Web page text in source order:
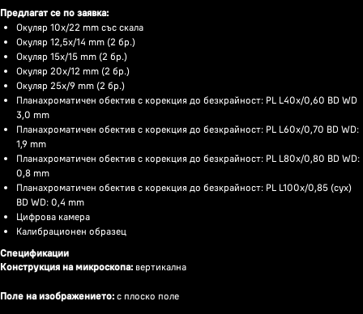
Предлагат се по заявка:
Окуляр 10x/22 mm със скала
Окуляр 12,5x/14 mm (2 бр.)
Окуляр 15x/15 mm (2 бр.)
Окуляр 20x/12 mm (2 бр.)
Окуляр 25x/9 mm (2 бр.)
Планахроматичен обектив с корекция до безкрайност: PL L40x/0,60 BD WD
3,0 mm
Планахроматичен обектив с корекция до безкрайност: PL L60x/0,70 BD WD:
1,9 mm
Планахроматичен обектив с корекция до безкрайност: PL L80x/0,80 BD WD:
0,8 mm
Планахроматичен обектив с корекция до безкрайност: PL L100х/0,85 (сух)
BD WD: 0,4 mm
Цифрова камера
Калибрационен образец
Спецификации
Конструкция на микроскопа: вертикална
Поле на изображението: с плоско поле